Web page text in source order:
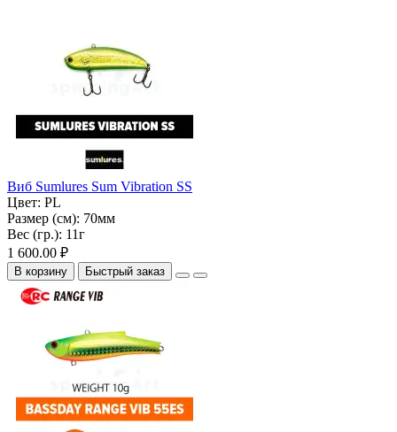
Виб Sumlures Sum Vibration SS
Цвет: PL
Размер (см): 70мм
Вес (гр.): 11г
1 600.00 ₽
В корзину Быстрый заказ